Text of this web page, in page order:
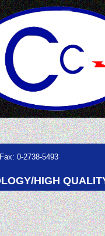
0-2738-5493
HIGH